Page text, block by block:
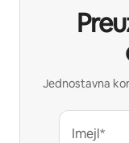
Jednostavna
Imejl*